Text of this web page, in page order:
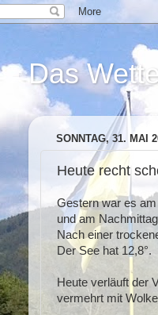
Das
SONNTAG, 31. MAI
Heute recht
Gestern war es
und am
Nach einer
Der See hat 12,8°.
Heute verläuft der
vermehrt mit